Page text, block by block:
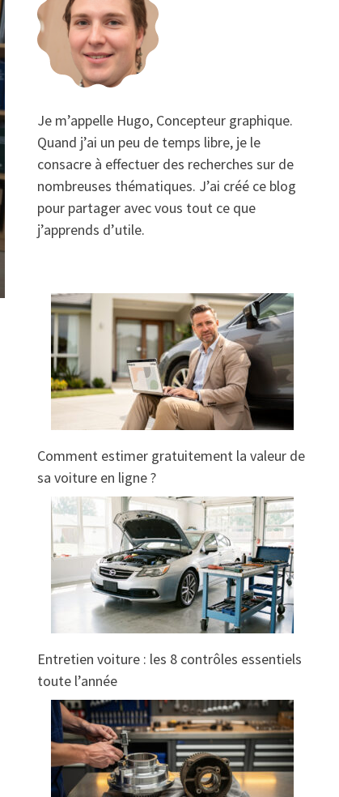
Je m’appelle Hugo, Concepteur graphique.
Quand j’ai un peu de temps libre, je le
consacre à effectuer des recherches sur de
nombreuses thématiques. J’ai créé ce blog
pour partager avec vous tout ce que
j’apprends d’utile.
Comment estimer gratuitement la valeur de
sa voiture en ligne ?
Entretien voiture : les 8 contrôles essentiels
toute l’année